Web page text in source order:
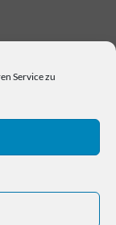
Service zu